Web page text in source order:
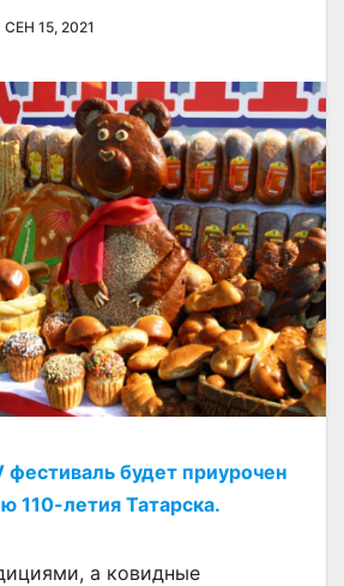
СЕН 15, 2021
фестиваль будет приурочен
110-летия Татарска.
а ковидные